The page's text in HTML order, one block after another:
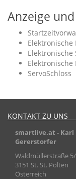
Anzeige
Elektronische
ServoSchloss
KONTAKT ZU UNS
smartlive.at - Karl
Gererstorfer
Waldmüllerstraße
3151 St. St. Pölten
Österreich